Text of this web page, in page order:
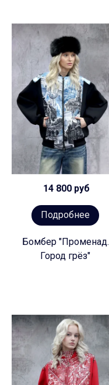
14 800 руб
Подробнее
Бомбер "Променад.
Город грёз"